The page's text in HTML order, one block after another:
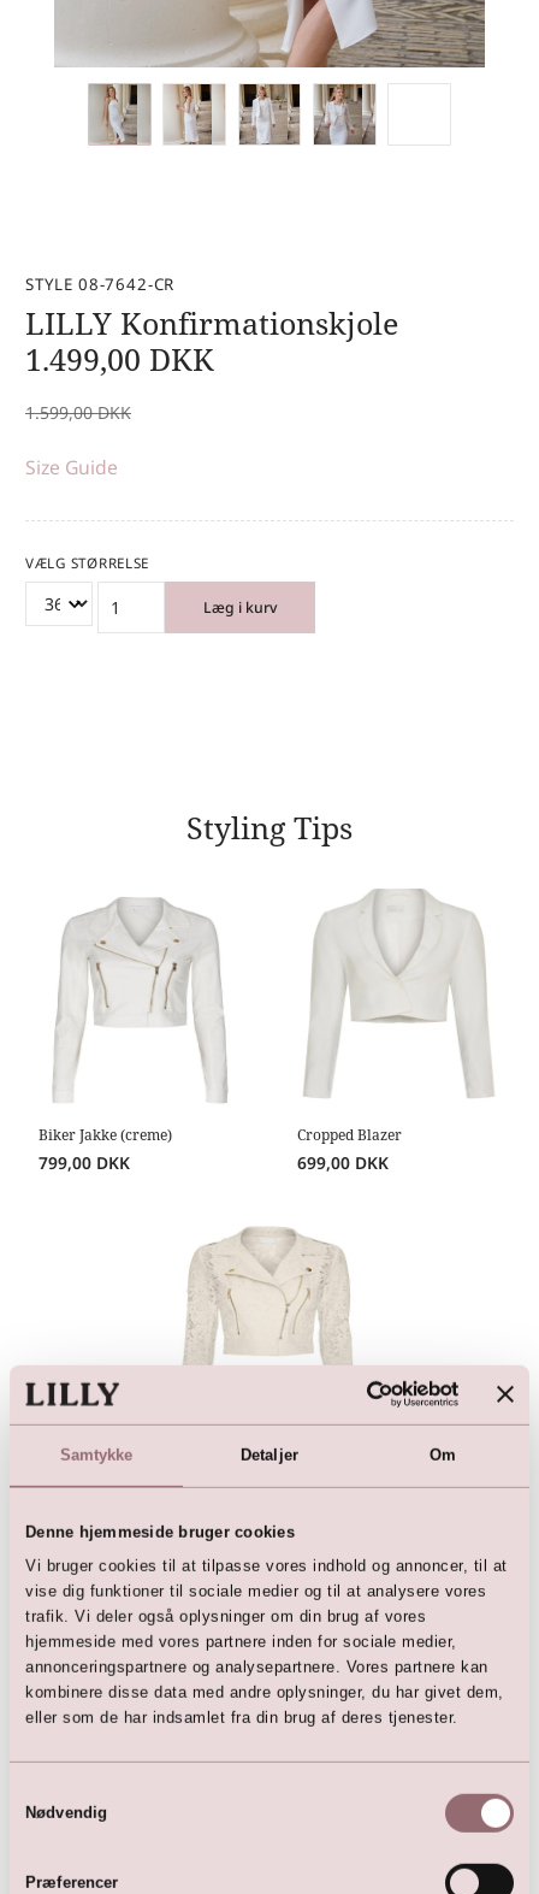
Samtykke Detaljer Om
Denne hjemmeside bruger cookies
Vi bruger cookies til at tilpasse vores indhold og annoncer, til at
vise dig funktioner til sociale medier og til at analysere vores
trafik. Vi deler også oplysninger om din brug af vores
hjemmeside med vores partnere inden for sociale medier,
annonceringspartnere og analysepartnere. Vores partnere kan
kombinere disse data med andre oplysninger, du har givet dem,
eller som de har indsamlet fra din brug af deres tjenester.
Nødvendig
Præferencer
STYLE 08-7642-CR
LILLY Konfirmationskjole
1.499,00 DKK
1.599,00 DKK
Size Guide
VÆLG STØRRELSE
Læg i kurv
Styling Tips
Biker Jakke (creme)
799,00 DKK
Cropped Blazer
699,00 DKK
Vi kan også anbefale: